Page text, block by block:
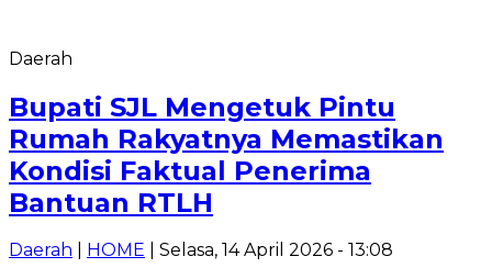
Daerah
Bupati SJL Mengetuk Pintu
Rumah Rakyatnya Memastikan
Kondisi Faktual Penerima
Bantuan RTLH
Daerah HOME | Selasa, 14 April 2026 - 13:08